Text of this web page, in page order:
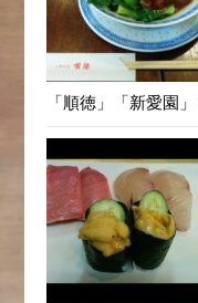
「順徳」「新愛園」